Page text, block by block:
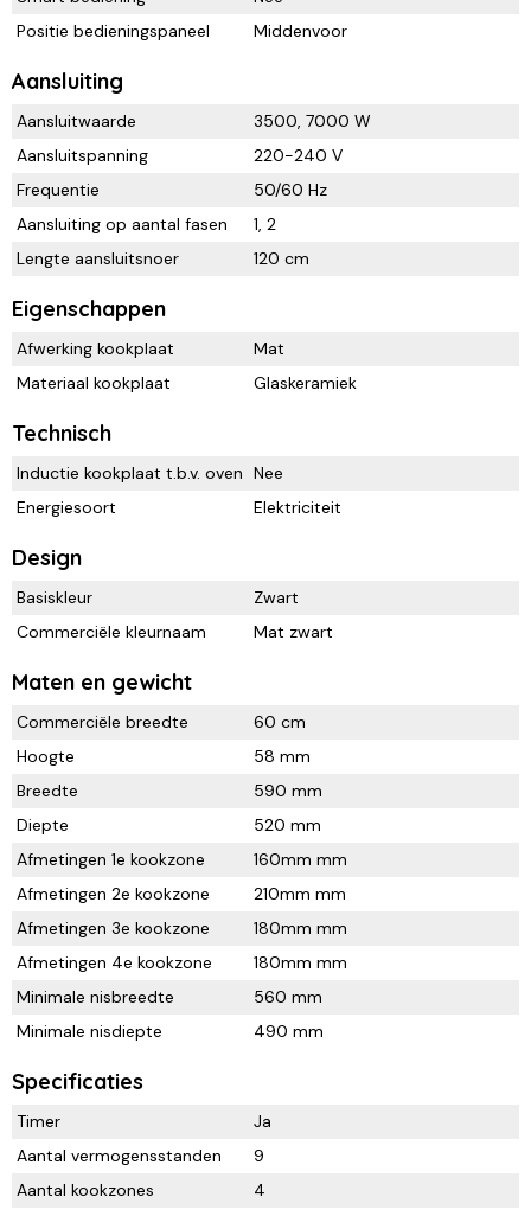
Positie bedieningspaneel
Middenvoor
Aansluiting
Aansluitwaarde
3500, 7000 W
Aansluitspanning
220-240 V
Frequentie
50/60 Hz
Aansluiting op aantal fasen
1, 2
Lengte aansluitsnoer
120 cm
Eigenschappen
Afwerking kookplaat
Mat
Materiaal kookplaat
Glaskeramiek
Technisch
Inductie kookplaat t.b.v. oven Nee
Energiesoort
Elektriciteit
Design
Basiskleur
Zwart
Commerciële kleurnaam
Mat zwart
Maten en gewicht
Commerciële breedte
60 cm
Hoogte
58 mm
Breedte
590 mm
Diepte
520 mm
Afmetingen 1e kookzone
160mm mm
Afmetingen 2e kookzone
210mm mm
Afmetingen 3e kookzone
180mm mm
Afmetingen 4e kookzone
180mm mm
Minimale nisbreedte
560 mm
Minimale nisdiepte
490 mm
Specificaties
Timer
Ja
Aantal vermogensstanden
9
Aantal kookzones
4